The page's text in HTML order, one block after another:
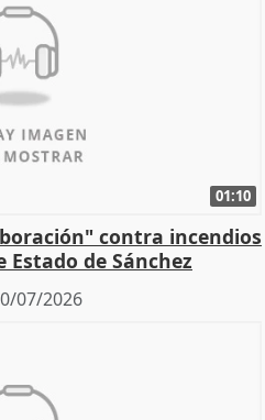
01:10
contra incendios
de Sánchez
07/2026